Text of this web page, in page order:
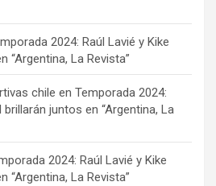
2024: Raúl Lavié y Kike
“Argentina, La Revista”
chile en Temporada 2024:
brillarán juntos en “Argentina, La
2024: Raúl Lavié y Kike
“Argentina, La Revista”